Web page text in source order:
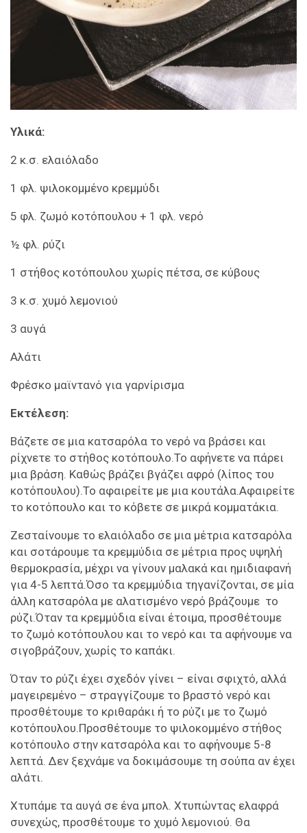
Υλικά:
2 κ.σ. ελαιόλαδο
1 φλ. ψιλοκομμένο κρεμμύδι
5 φλ. ζωμό κοτόπουλου + 1 φλ. νερό
½ φλ. ρύζι
1 στήθος κοτόπουλου χωρίς πέτσα, σε κύβους
3 κ.σ. χυμό λεμονιού
3 αυγά
Αλάτι
Φρέσκο μαϊντανό για γαρνίρισμα
Εκτέλεση:
Βάζετε σε μια κατσαρόλα το νερό να βράσει και
ρίχνετε το στήθος κοτόπουλο.Το αφήνετε να πάρει
μια βράση. Καθώς βράζει βγάζει αφρό (λίπος του
κοτόπουλου).Το αφαιρείτε με μια κουτάλα.Αφαιρείτε
το κοτόπουλο και το κόβετε σε μικρά κομματάκια.
Ζεσταίνουμε το ελαιόλαδο σε μια μέτρια κατσαρόλα
και σοτάρουμε τα κρεμμύδια σε μέτρια προς υψηλή
θερμοκρασία, μέχρι να γίνουν μαλακά και ημιδιαφανή
για 4-5 λεπτά.Όσο τα κρεμμύδια τηγανίζονται, σε μία
άλλη κατσαρόλα με αλατισμένο νερό βράζουμε το
ρύζι.Όταν τα κρεμμύδια είναι έτοιμα, προσθέτουμε
το ζωμό κοτόπουλου και το νερό και τα αφήνουμε να
σιγοβράζουν, χωρίς το καπάκι.
Όταν το ρύζι έχει σχεδόν γίνει – είναι σφιχτό, αλλά
μαγειρεμένο – στραγγίζουμε το βραστό νερό και
προσθέτουμε το κριθαράκι ή το ρύζι με το ζωμό
κοτόπουλου.Προσθέτουμε το ψιλοκομμένο στήθος
κοτόπουλο στην κατσαρόλα και το αφήνουμε 5-8
λεπτά. Δεν ξεχνάμε να δοκιμάσουμε τη σούπα αν έχει
αλάτι.
Χτυπάμε τα αυγά σε ένα μπολ. Χτυπώντας ελαφρά
συνεχώς, προσθέτουμε το χυμό λεμονιού. Θα